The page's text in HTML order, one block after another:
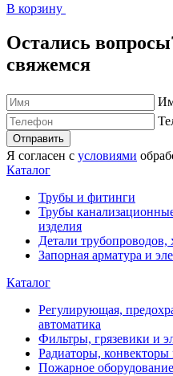
В корзину
Остались
свяжемся
Отправить
Я согласен с условиями
Каталог
Трубы и фитинги
Трубы
изделия
Детали
Запорная арматура и
Каталог
Регулирующая,
автоматика
Фильтры, грязевики и
Радиаторы,
Пожарное оборудование